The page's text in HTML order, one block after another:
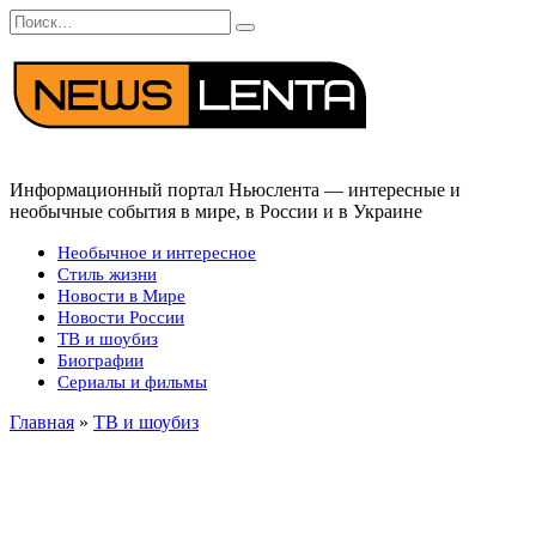
Перейти
к
содержанию
Search
for:
Информационный портал Ньюслента — интересные и
необычные события в мире, в России и в Украине
Необычное и интересное
Стиль жизни
Новости в Мире
Новости России
ТВ и шоубиз
Биографии
Сериалы и фильмы
Главная » ТВ и шоубиз